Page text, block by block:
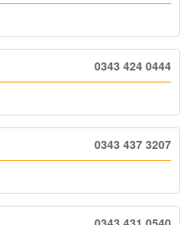
0343 424 0444
0343 437 3207